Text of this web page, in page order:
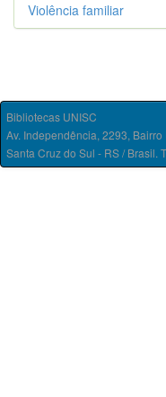
Violência familiar
Bibliotecas UNISC
Av. Independência, 2293,
Santa Cruz do Sul - RS / Brasil.